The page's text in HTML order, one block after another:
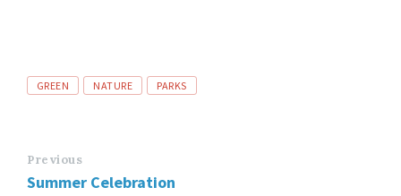
Tags
GREEN NATURE PARKS
Previous
Summer Celebration